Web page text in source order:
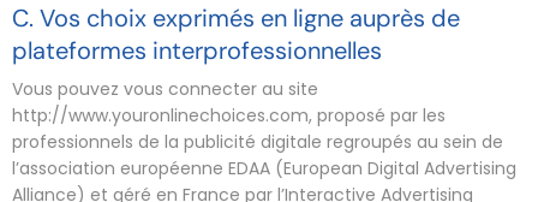
C. Vos choix exprimés en ligne auprès de
plateformes interprofessionnelles
Vous pouvez vous connecter au site
http://www.youronlinechoices.com, proposé par les
professionnels de la publicité digitale regroupés au sein de
l’association européenne EDAA (European Digital Advertising
Alliance) et géré en France par l’Interactive Advertising